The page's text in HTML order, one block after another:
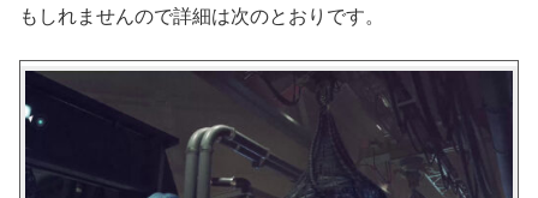
もしれませんので詳細は次のとおりです。